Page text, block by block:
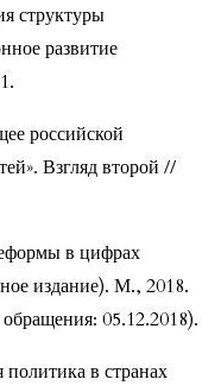
структуры
развитие
российской
Взгляд второй //
в цифрах
издание). М., 2018.
05.12.2018).
в странах